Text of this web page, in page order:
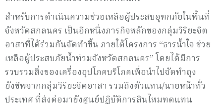
สำหรับการดำเนินความช่วยเหลือผู้ประสบอุทกภัยในพื้นที่
จังหวัดสกลนคร เป็นอีกหนึ่งภารกิจหลักของกลุ่มวิริยะจิต
อาสาที่ได้ร่วมกันจัดทำขึ้น ภายใต้โครงการ “ธารน้ำใจ ช่วย
เหลือผู้ประสบภัยน้ำท่วมจังหวัดสกลนคร” โดยได้มีการ
รวบรวมสิ่งของเครื่องอุปโภคบริโภคเพื่อนำไปจัดทำถุง
ยังชีพจากกลุ่มวิริยะจิตอาสา รวมถึงตัวแทน/นายหน้าทั่ว
ประเทศ ที่ส่งต่อมายังศูนย์ปฏิบัติการสินไหมทดแทน